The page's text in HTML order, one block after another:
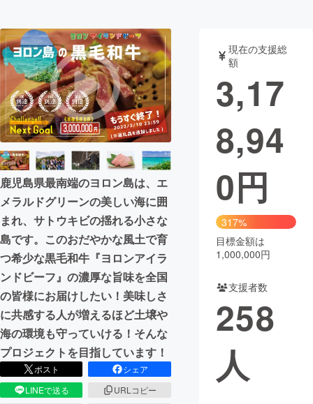
鹿児島県最南端のヨロン島は、エ
メラルドグリーンの美しい海に囲
まれ、サトウキビの揺れる小さな
島です。このおだやかな風土で育
つ希少な黒毛和牛『ヨロンアイラ
ンドビーフ』の濃厚な旨味を全国
の皆様にお届けしたい！美味しさ
に共感する人が増えるほど土壌や
海の環境も守っていける！そんな
プロジェクトを目指しています！
ポスト
シェア
LINEで送る
URLコピー
現在の支援総
額
3,17
8,94
0円
317%
目標金額は
1,000,000円
支援者数
258
人